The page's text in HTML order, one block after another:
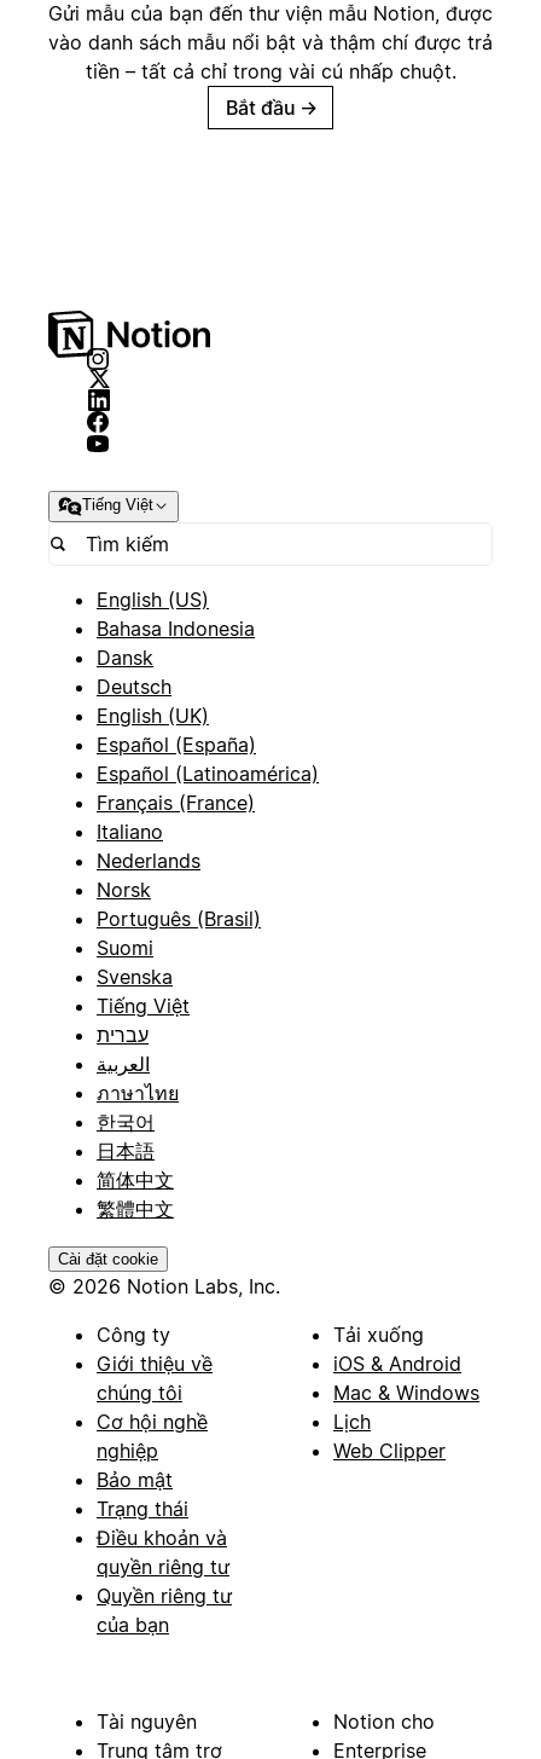
Gửi mẫu của bạn đến thư viện mẫu Notion, được
vào danh sách mẫu nổi bật và thậm chí được trả
tiền – tất cả chỉ trong vài cú nhấp chuột.
Bắt đầu →
Tiếng Việt
English (US)
Bahasa Indonesia
Dansk
Deutsch
English (UK)
Español (España)
Español (Latinoamérica)
Français (France)
Italiano
Nederlands
Norsk
Português (Brasil)
Suomi
Svenska
Tiếng Việt
עברית
العربية
ภาษาไทย
한국어
日本語
简体中文
繁體中文
Cài đặt cookie
© 2026 Notion Labs, Inc.
Công ty
Giới thiệu về
chúng tôi
Cơ hội nghề
nghiệp
Bảo mật
Trạng thái
Điều khoản và
quyền riêng tư
Quyền riêng tư
của bạn
Tải xuống
iOS & Android
Mac & Windows
Lịch
Web Clipper
Tài nguyên
Trung tâm trợ
Notion cho
Enterprise